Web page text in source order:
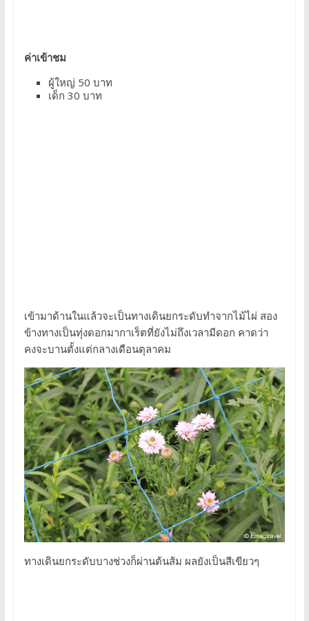
ค่าเข้าชม
ผู้ใหญ่ 50 บาท
เด็ก 30 บาท
เข้ามาด้านในแล้วจะเป็นทางเดินยกระดับทำจากไม้ไผ่ สอง
ข้างทางเป็นทุ่งดอกมากาเร็ตที่ยังไม่ถึงเวลามีดอก คาดว่า
คงจะบานตั้งแต่กลางเดือนตุลาคม
ทางเดินยกระดับบางช่วงก็ผ่านต้นส้ม ผลยังเป็นสีเขียวๆ